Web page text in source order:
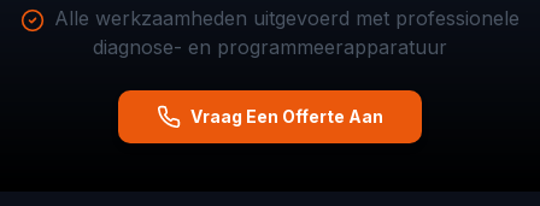
Alle werkzaamheden uitgevoerd met professionele
diagnose- en programmeerapparatuur
Vraag Een Offerte Aan